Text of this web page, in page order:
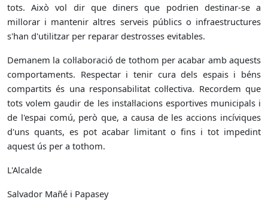
tots. Això vol dir que diners que podrien destinar-se a
millorar i mantenir altres serveis públics o infraestructures
s'han d'utilitzar per reparar destrosses evitables.
Demanem la col·laboració de tothom per acabar amb aquests
comportaments. Respectar i tenir cura dels espais i béns
compartits és una responsabilitat col·lectiva. Recordem que
tots volem gaudir de les instal·lacions esportives municipals i
de l'espai comú, però que, a causa de les accions incíviques
d'uns quants, es pot acabar limitant o fins i tot impedint
aquest ús per a tothom.
L'Alcalde
Salvador Mañé i Papasey